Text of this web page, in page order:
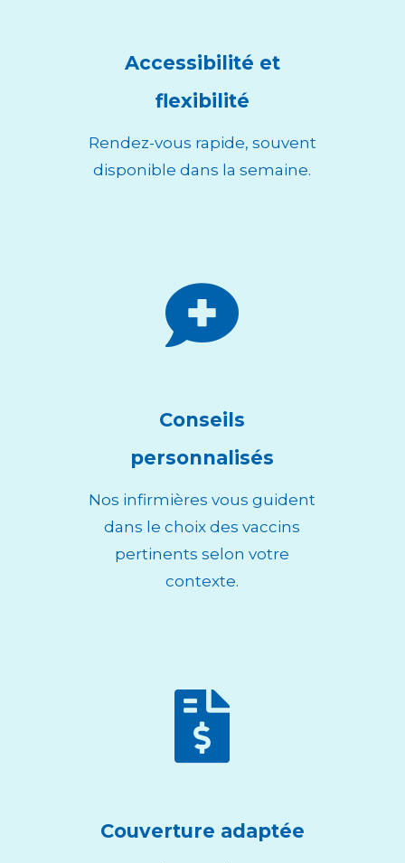
Accessibilité et
flexibilité
Rendez-vous rapide, souvent
disponible dans la semaine.

Conseils
personnalisés
Nos infirmières vous guident
dans le choix des vaccins
pertinents selon votre
contexte.

Couverture adaptée